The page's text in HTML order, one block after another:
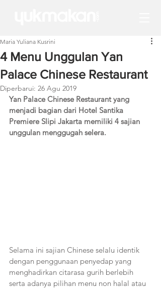
4 Menu Unggulan Yan
Palace Chinese Restaurant
Maria Yuliana Kusrini
Diperbarui: 26 Agu 2019
Yan Palace Chinese Restaurant yang
menjadi bagian dari Hotel Santika
Premiere Slipi Jakarta memiliki 4 sajian
unggulan menggugah selera.
Selama ini sajian Chinese selalu identik
dengan penggunaan penyedap yang
menghadirkan citarasa gurih berlebih
serta adanya pilihan menu non halal atau